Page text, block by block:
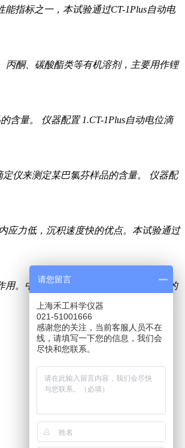
指标之一，本试验通过CT-1Plus自动电
丙酮、碳酸酯类等有机溶剂，主要用作锂
含量。 仪器配置 1.CT-1Plus自动电位滴
仪来测定某巴氯芬样品的含量。 仪器配
应力低，沉积速度快的优点。本试验通过
用。中齿油是齿轮油中的一种中等负荷的
请您留言
上海禾工科学仪器
021-51001666
感谢您的关注，当前客服人员不在
线，请填写一下您的信息，我们会
尽快和您联系。